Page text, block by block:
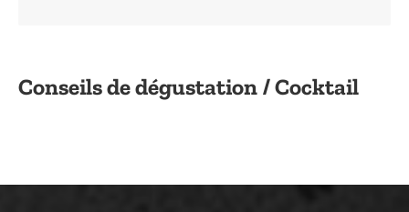
Conseils de dégustation / Cocktail